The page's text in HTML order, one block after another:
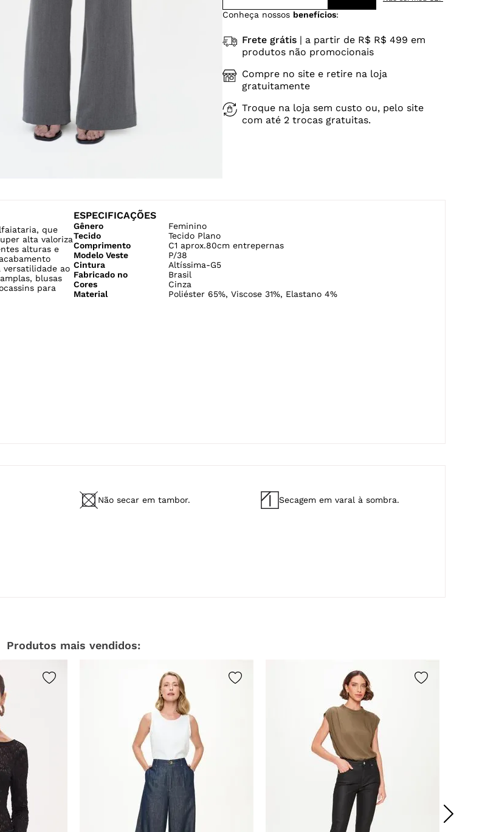
Conheça nossos benefícios:
Frete grátis| a partir de R$ R$ 499 em
produtos não promocionais
Compre no site e retire na loja
gratuitamente
Troque na loja sem custo ou, pelo site
com até 2 trocas gratuitas.
que
alta valoriza
alturas e
versatilidade ao
blusas
para
ESPECIFICAÇÕES
Gênero
Feminino
Tecido
Tecido Plano
Comprimento
C1 aprox.80cm entrepernas
Modelo Veste
P/38
Cintura
Altíssima-G5
Fabricado no
Brasil
Cores
Cinza
Material
Poliéster 65%, Viscose 31%, Elastano 4%
Não secar em tambor. Secagem em varal à sombra.
Produtos mais vendidos: